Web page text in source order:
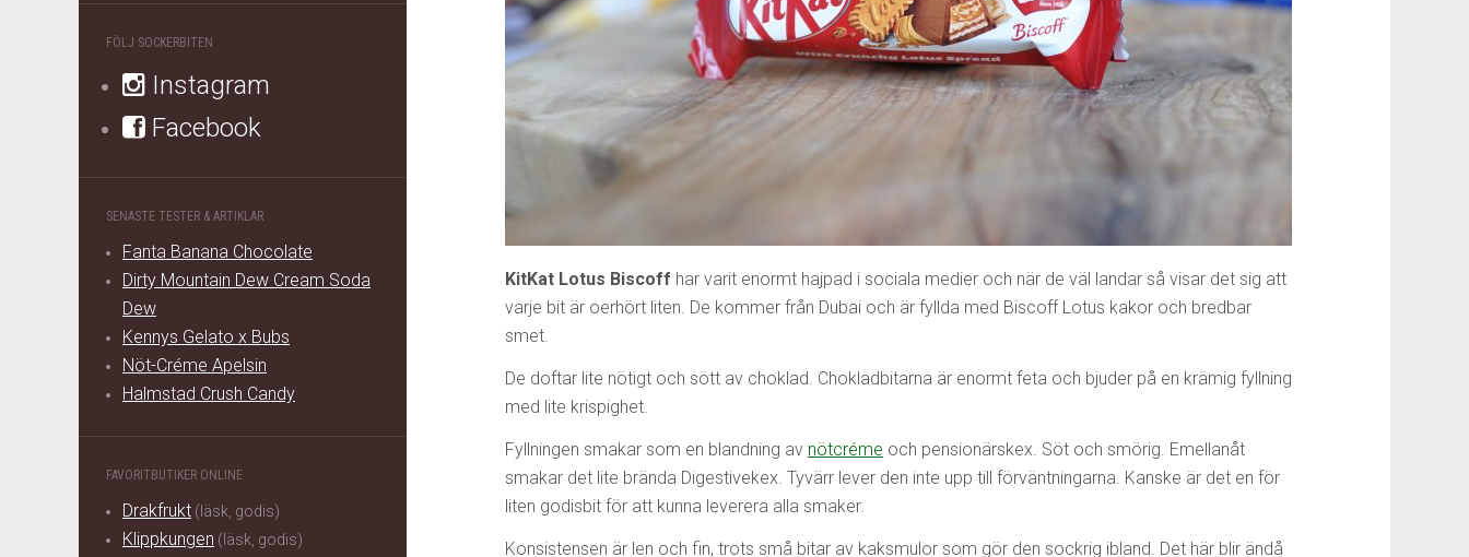
FÖLJ SOCKERBITEN
Instagram
Facebook
SENASTE TESTER & ARTIKLAR
Fanta Banana Chocolate
Dirty Mountain Dew Cream Soda
Dew
Kennys Gelato x Bubs
Nöt-Créme Apelsin
Halmstad Crush Candy
FAVORITBUTIKER ONLINE
Drakfrukt (läsk, godis)
Klippkungen (läsk, godis)
KitKat Lotus Biscoff har varit enormt hajpad i sociala medier och när de väl landar så visar det sig att
varje bit är oerhört liten. De kommer från Dubai och är fyllda med Biscoff Lotus kakor och bredbar
smet.
De doftar lite nötigt och sött av choklad. Chokladbitarna är enormt feta och bjuder på en krämig fyllning
med lite krispighet.
Fyllningen smakar som en blandning av nötcréme och pensionärskex. Söt och smörig. Emellanåt
smakar det lite brända Digestivekex. Tyvärr lever den inte upp till förväntningarna. Kanske är det en för
liten godisbit för att kunna leverera alla smaker.
Konsistensen är len och fin, trots små bitar av kaksmulor som gör den sockrig ibland. Det här blir ändå